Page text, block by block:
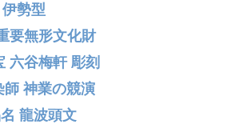
伊勢型
要無形文化財
六谷梅軒 彫刻
師 神業の競演
龍波頭文